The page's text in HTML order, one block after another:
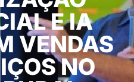
E IA
VENDAS
NO